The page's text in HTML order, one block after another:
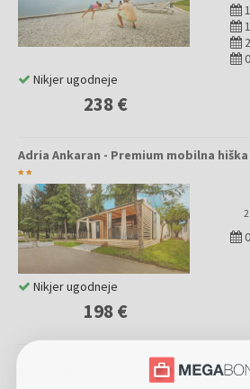
238 €
Nikjer ugodneje
Adria Ankaran - Premium mobilna
198 €
Nikjer ugodneje